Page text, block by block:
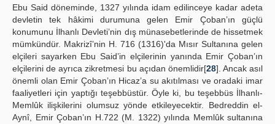
Ebu Said döneminde, 1327 yılında idam edilinceye kadar adeta
devletin tek hâkimi durumuna gelen Emir Çoban’ın güçlü
konumunu İlhanlı Devleti’nin dış münasebetlerinde de hissetmek
mümkündür. Makrizî’nin H. 716 (1316)'da Mısır Sultanına gelen
elçileri sayarken Ebu Said’in elçilerinin yanında Emir Çoban’ın
elçilerini de ayrıca zikretmesi bu açıdan önemlidir[28]. Ancak asıl
önemli olan Emir Çoban’ın Hicaz’a su akıtılması ve oradaki imar
faaliyetleri için yaptığı teşebbüstür. Öyle ki, bu teşebbüs İlhanlı-
Memlûk ilişkilerini olumsuz yönde etkileyecektir. Bedreddin el-
Aynî, Emir Çoban’ın H.722 (M. 1322) yılında Memlûk sultanına